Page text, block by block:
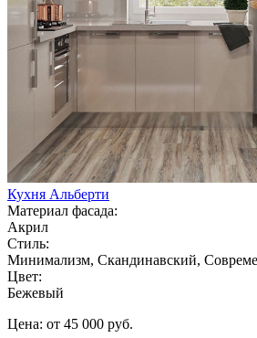
Кухня Альберти
Материал фасада:
Акрил
Стиль:
Минимализм, Скандинавский,
Цвет:
Бежевый
Цена: от 45 000 руб.